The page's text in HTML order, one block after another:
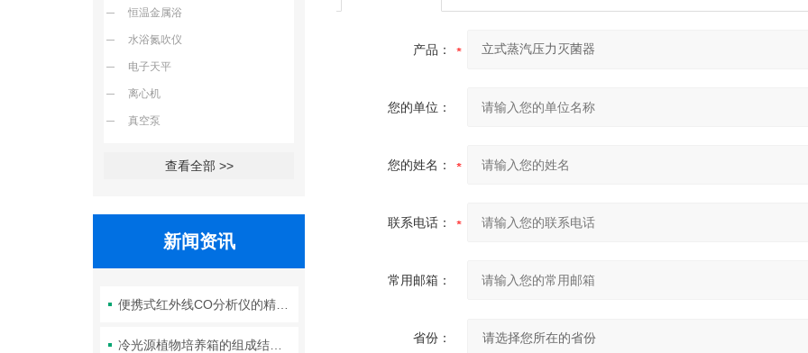
恒温金属浴
水浴氮吹仪
电子天平
离心机
真空泵
查看全部 >>
新闻资讯
便携式红外线CO分析仪的精度如何？
冷光源植物培养箱的组成结构及作用分析
产品：
您的单位：
您的姓名：
联系电话：
常用邮箱：
省份：